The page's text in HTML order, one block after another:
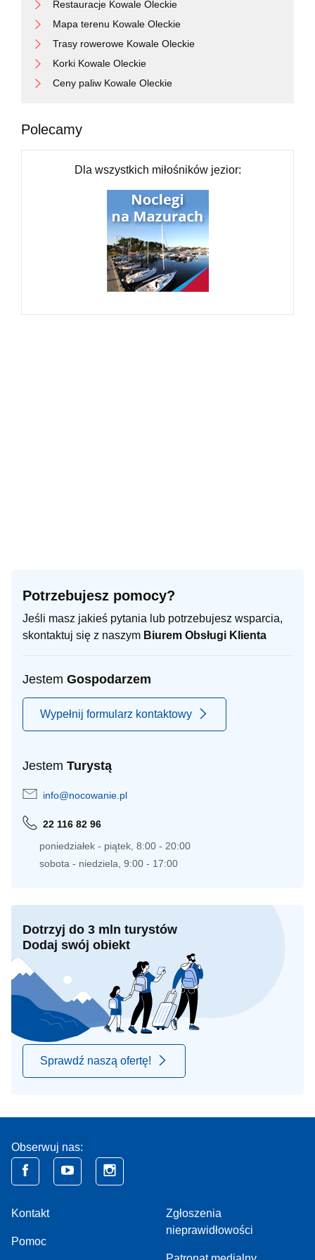
Restauracje Kowale Oleckie
Mapa terenu Kowale Oleckie
Trasy rowerowe Kowale Oleckie
Korki Kowale Oleckie
Ceny paliw Kowale Oleckie
Polecamy
Dla wszystkich miłośników jezior:
Potrzebujesz pomocy?
Jeśli masz jakieś pytania lub potrzebujesz wsparcia,
skontaktuj się z naszym Biurem Obsługi Klienta
Jestem Gospodarzem
Wypełnij formularz kontaktowy
Jestem Turystą
info@nocowanie.pl
22 116 82 96
poniedziałek - piątek, 8:00 - 20:00
sobota - niedziela, 9:00 - 17:00
Dotrzyj do 3 mln turystów
Dodaj swój obiekt
Sprawdź naszą ofertę!
Obserwuj nas:
Kontakt
Pomoc
Zgłoszenia
nieprawidłowości